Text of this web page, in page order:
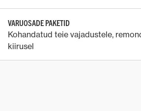
VARUOSADE PAKETID
Kohandatud teie vajadustele,
kiirusel